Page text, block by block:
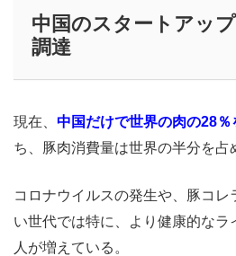
中国のスタートアッ
調達
現在、 中国だけで世界の肉の28％
ち、豚肉消費量は世界の半分を占
コロナウイルスの発生や、豚コ
い世代では特に、より健康的なラ
人が増えている。